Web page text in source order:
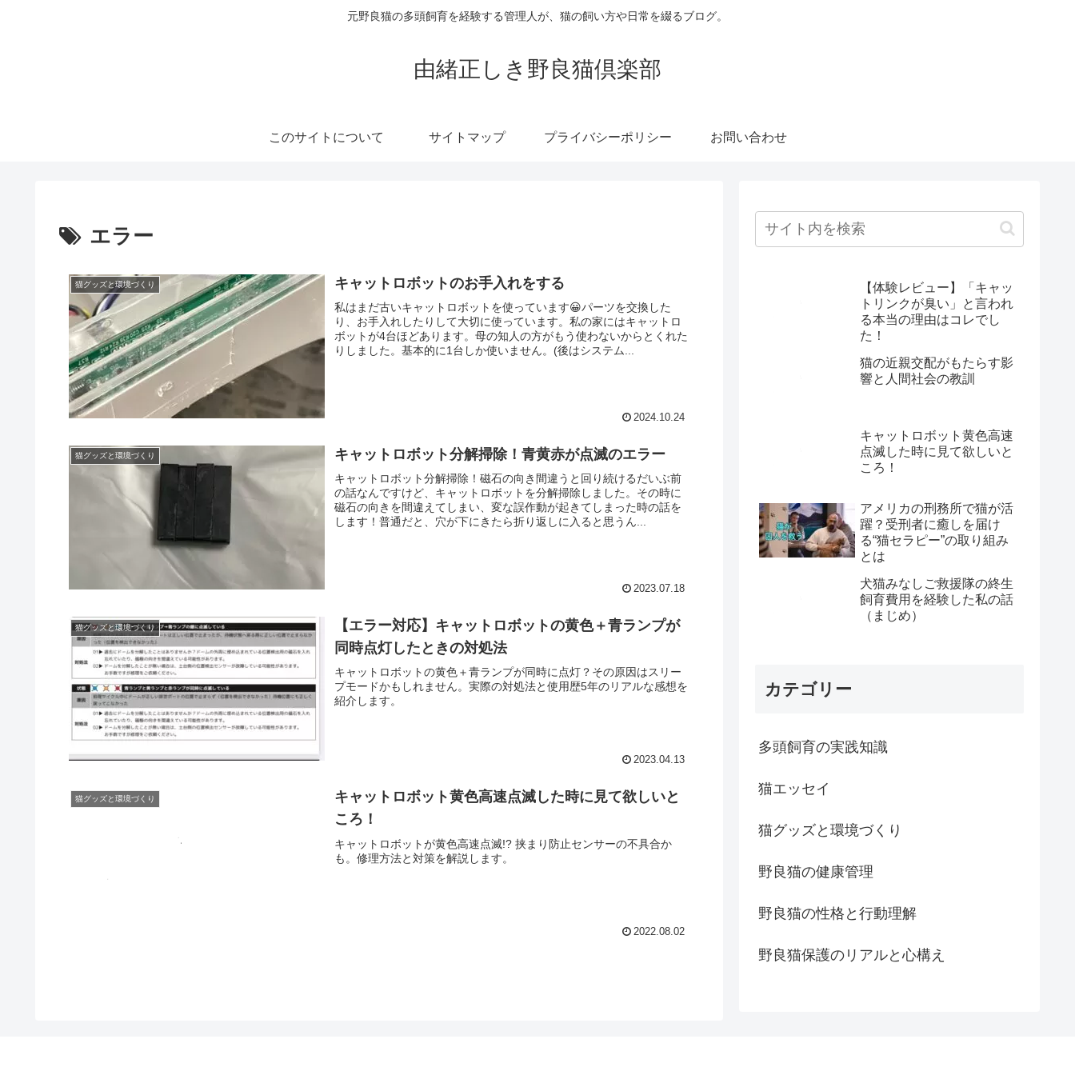
元野良猫の多頭飼育を経験する管理人が、猫の飼い方や日常を綴るブログ。
由緒正しき野良猫倶楽部
このサイトについて サイトマップ プライバシーポリシー お問い合わせ
エラー
猫グッズと環境づくり キャットロボットのお手入れをする
私はまだ古いキャットロボットを使っています😀パーツを交換した
り、お手入れしたりして大切に使っています。私の家にはキャットロ
ボットが4台ほどあります。母の知人の方がもう使わないからとくれた
りしました。基本的に1台しか使いません。(後はシステム...
2024.10.24
猫グッズと環境づくり キャットロボット分解掃除！青黄赤が点滅のエラー
キャットロボット分解掃除！磁石の向き間違うと回り続けるだいぶ前
の話なんですけど、キャットロボットを分解掃除しました。その時に
磁石の向きを間違えてしまい、変な誤作動が起きてしまった時の話を
します！普通だと、穴が下にきたら折り返しに入ると思うん...
2023.07.18
猫グッズと環境づくり
【エラー対応】キャットロボットの黄色＋青ランプが
同時点灯したときの対処法
キャットロボットの黄色＋青ランプが同時に点灯？その原因はスリー
プモードかもしれません。実際の対処法と使用歴5年のリアルな感想を
紹介します。
2023.04.13
猫グッズと環境づくり
キャットロボット黄色高速点滅した時に見て欲しいと
ころ！
キャットロボットが黄色高速点滅!? 挟まり防止センサーの不具合か
も。修理方法と対策を解説します。
2022.08.02
【体験レビュー】「キャッ
トリンクが臭い」と言われ
る本当の理由はコレでし
た！
猫の近親交配がもたらす影
響と人間社会の教訓
キャットロボット黄色高速
点滅した時に見て欲しいと
ころ！
アメリカの刑務所で猫が活
躍？受刑者に癒しを届け
る“猫セラピー”の取り組み
とは
犬猫みなしご救援隊の終生
飼育費用を経験した私の話
（まじめ）
カテゴリー
多頭飼育の実践知識
猫エッセイ
猫グッズと環境づくり
野良猫の健康管理
野良猫の性格と行動理解
野良猫保護のリアルと心構え